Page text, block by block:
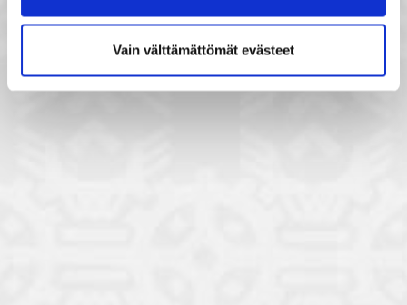
Vain välttämättömät evästeet